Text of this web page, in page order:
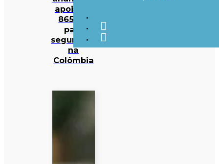
apoio de
865 ME
para
segurança
na
Colômbia